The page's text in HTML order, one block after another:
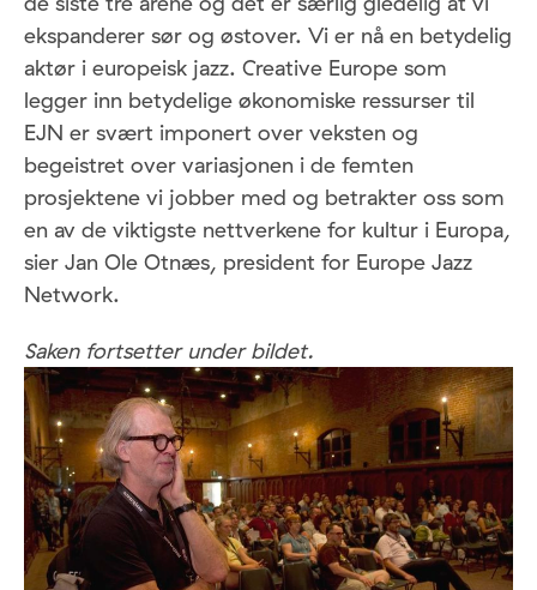
ekspanderer sør og østover. Vi er nå en betydelig
aktør i europeisk jazz. Creative Europe som
legger inn betydelige økonomiske ressurser til
EJN er svært imponert over veksten og
begeistret over variasjonen i de femten
prosjektene vi jobber med og betrakter oss som
en av de viktigste nettverkene for kultur i Europa,
sier Jan Ole Otnæs, president for Europe Jazz
Network.
Saken fortsetter under bildet.